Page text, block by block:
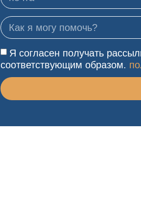
Я согласен получать
соответствующим образом.